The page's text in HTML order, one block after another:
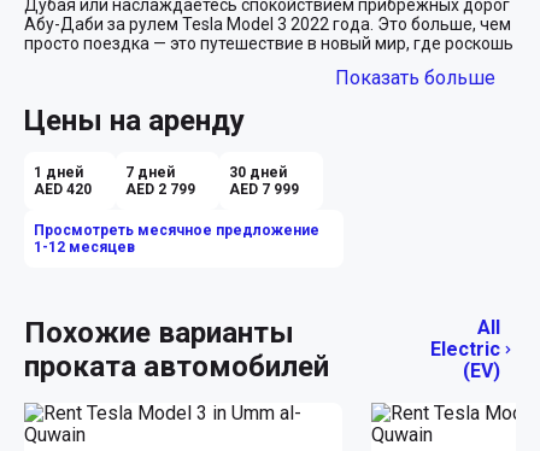
Дубая или наслаждаетесь спокойствием прибрежных дорог
Абу-Даби за рулем Tesla Model 3 2022 года. Это больше, чем
просто поездка — это путешествие в новый мир, где роскошь
белый кузов Tesla, словно возвращающийся к
для ваших приключений в ОАЭ.
Элегантность и Инновации в Одном
окажетесь в царстве чистой элегантности. Белоснежный
салон не только подчёркивает изысканность, но и создает
от управления. Автоматическая трансмиссия и
электропривод гарантируют плавный и тихий ход, позволяя
вам насладиться каждым мгновением на дороге.
Основные Особенности для
Современного Города
Показать больше
Цены на аренду
1 дней
AED 420
7 дней
AED 2 799
30 дней
AED 7 999
Просмотреть месячное предложение
1-12 месяцев
Похожие варианты
проката автомобилей
All
Electric
(EV)